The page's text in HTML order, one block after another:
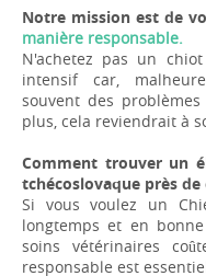
Notre mission est de
manière responsable.
N'achetez pas un
intensif car,
souvent des
plus, cela reviendrait à
Comment trouver un
tchécoslovaque près de
Si vous voulez un
longtemps et en
soins vétérinaires
responsable est